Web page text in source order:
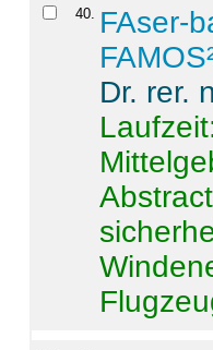
40. FAser-
Dr. rer.